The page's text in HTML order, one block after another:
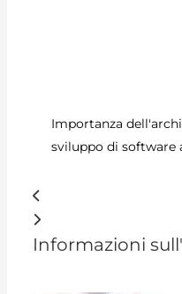
Importanza
sviluppo di software
Informazioni